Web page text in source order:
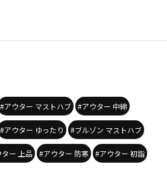
#アウター マストハブ #アウター 中綿
#アウター ゆったり #ブルゾン マストハブ
ー 上品 #アウター 防寒 #アウター 初詣